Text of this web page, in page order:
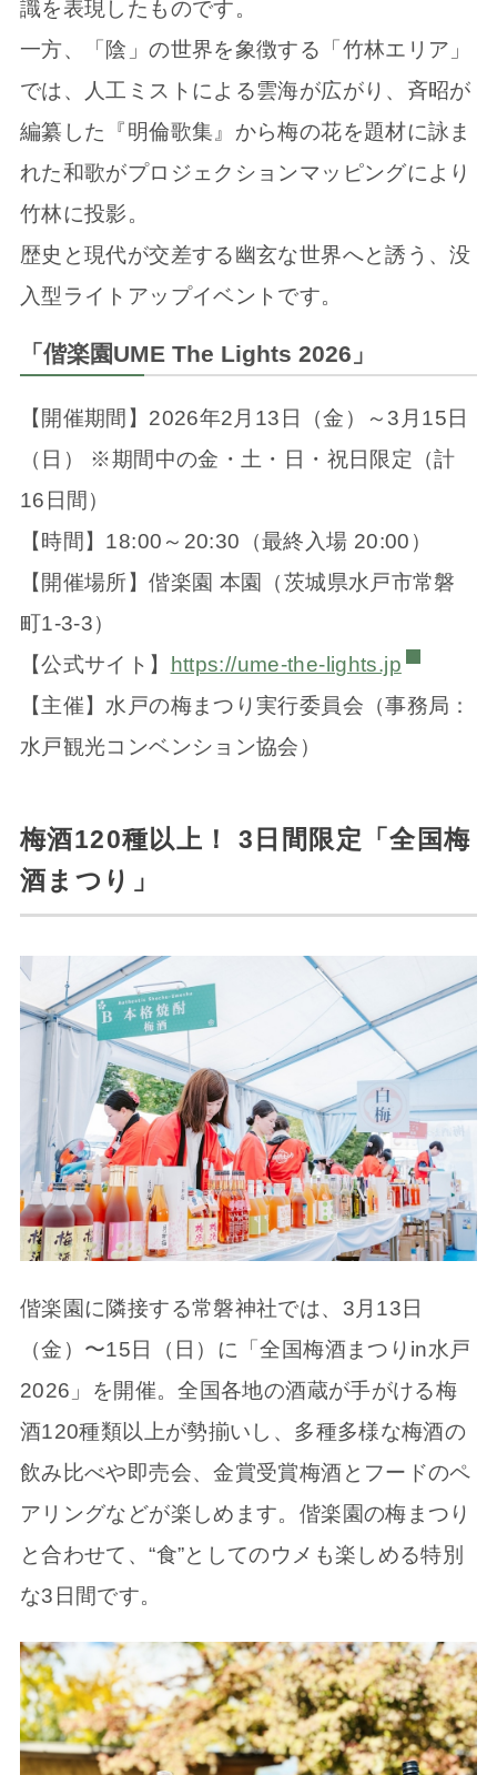
識を表現したものです。
一方、「陰」の世界を象徴する「竹林エリア」
では、人工ミストによる雲海が広がり、斉昭が
編纂した『明倫歌集』から梅の花を題材に詠ま
れた和歌がプロジェクションマッピングにより
竹林に投影。
歴史と現代が交差する幽玄な世界へと誘う、没
入型ライトアップイベントです。
「偕楽園UME The Lights 2026」
【開催期間】2026年2月13日（金）～3月15日
（日） ※期間中の金・土・日・祝日限定（計
16日間）
【時間】18:00～20:30（最終入場 20:00）
【開催場所】偕楽園 本園（茨城県水戸市常磐
町1-3-3）
【公式サイト】
https://ume-the-lights.jp
【主催】水戸の梅まつり実行委員会（事務局：
水戸観光コンベンション協会）
梅酒120種以上！ 3日間限定「全国梅
酒まつり」
偕楽園に隣接する常磐神社では、3月13日
（金）〜15日（日）に「全国梅酒まつりin水戸
2026」を開催。全国各地の酒蔵が手がける梅
酒120種類以上が勢揃いし、多種多様な梅酒の
飲み比べや即売会、金賞受賞梅酒とフードのペ
アリングなどが楽しめます。偕楽園の梅まつり
と合わせて、“食”としてのウメも楽しめる特別
な3日間です。